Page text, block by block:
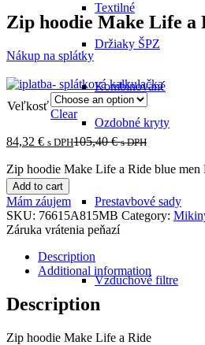
Textilné
Kombinované
Držiaky ŠPZ
Ozdobné kryty
Prestavbové sady
Vzduchové filtre
Zip hoodie Make Life a
Nákup na splátky
Veľkosť
Clear
84,32 € s DPH105,40€ s DPH
Zip hoodie Make Life a Ride blue men
Add to cart
Mám záujem
SKU: 76615A815MB Category:
Záruka vrátenia peňazí
Description
Additional information
Description
Zip hoodie Make Life a Ride